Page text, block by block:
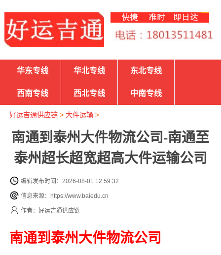
华东专线 华北专线 东北专线
西南专线 西北专线 中南专线
好运吉通供应链> 大件运输>
南通到泰州大件物流公司-南通至
泰州超长超宽超高大件运输公司
编辑发布时间：2026-08-01 12:59:32
信息来源：https://www.baiedu.cn
作者：好运吉通供应链
南通到泰州大件物流公司